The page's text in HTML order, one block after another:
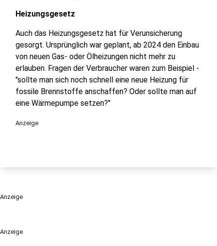
Anzeige
Heizungsgesetz
Auch das Heizungsgesetz hat für Verunsicherung
gesorgt. Ursprünglich war geplant, ab 2024 den Einbau
von neuen Gas- oder Ölheizungen nicht mehr zu
erlauben. Fragen der Verbraucher waren zum Beispiel -
"sollte man sich noch schnell eine neue Heizung für
fossile Brennstoffe anschaffen? Oder sollte man auf
eine Wärmepumpe setzen?"
Anzeige
Anzeige